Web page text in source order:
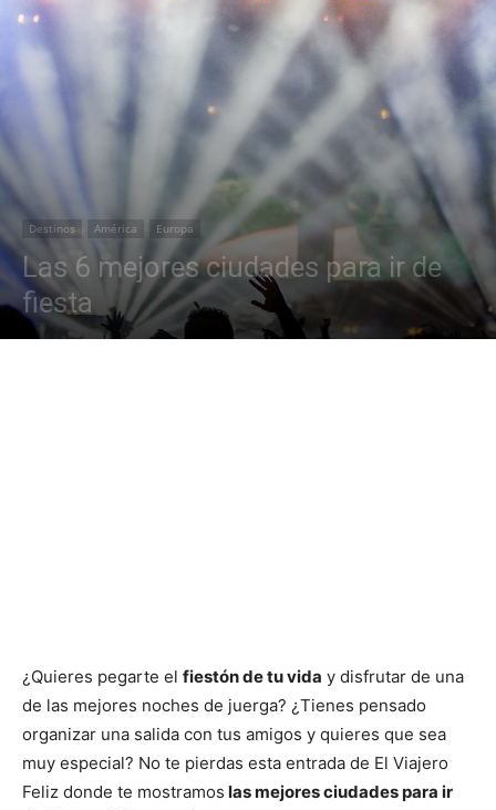
Destinos América Europa
Las 6 mejores ciudades para ir de
fiesta
¿Quieres pegarte el fiestón de tu vida y disfrutar de una
de las mejores noches de juerga? ¿Tienes pensado
organizar una salida con tus amigos y quieres que sea
muy especial? No te pierdas esta entrada de El Viajero
Feliz donde te mostramos las mejores ciudades para ir